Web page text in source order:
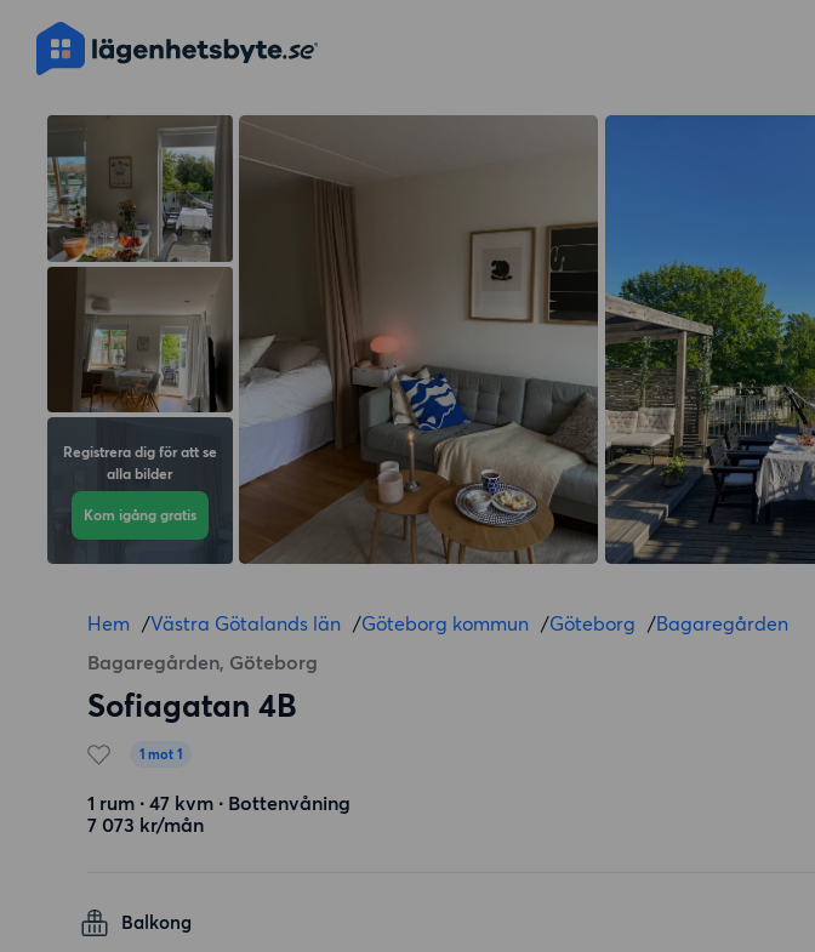
Registrera dig för att se
alla bilder
Kom igång gratis
Hem /Västra Götalands län /Göteborg kommun /Göteborg /Bagaregården
Bagaregården, Göteborg
Sofiagatan 4B
1 mot 1
1 rum ∙ 47 kvm ∙ Bottenvåning
7 073 kr/mån
Balkong